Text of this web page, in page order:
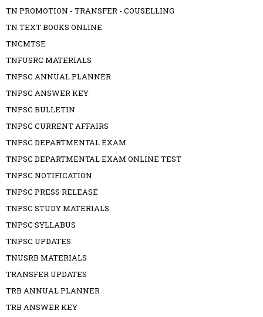
TN PROMOTION - TRANSFER - COUSELLING
TN TEXT BOOKS ONLINE
TNCMTSE
TNFUSRC MATERIALS
TNPSC ANNUAL PLANNER
TNPSC ANSWER KEY
TNPSC BULLETIN
TNPSC CURRENT AFFAIRS
TNPSC DEPARTMENTAL EXAM
TNPSC DEPARTMENTAL EXAM ONLINE TEST
TNPSC NOTIFICATION
TNPSC PRESS RELEASE
TNPSC STUDY MATERIALS
TNPSC SYLLABUS
TNPSC UPDATES
TNUSRB MATERIALS
TRANSFER UPDATES
TRB ANNUAL PLANNER
TRB ANSWER KEY